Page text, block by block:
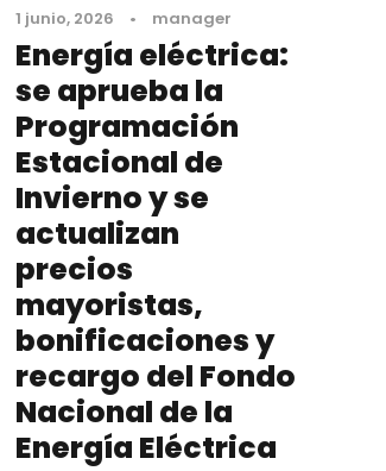
1 junio, 2026 • manager
Energía eléctrica:
se aprueba la
Programación
Estacional de
Invierno y se
actualizan
precios
mayoristas,
bonificaciones y
recargo del Fondo
Nacional de la
Energía Eléctrica